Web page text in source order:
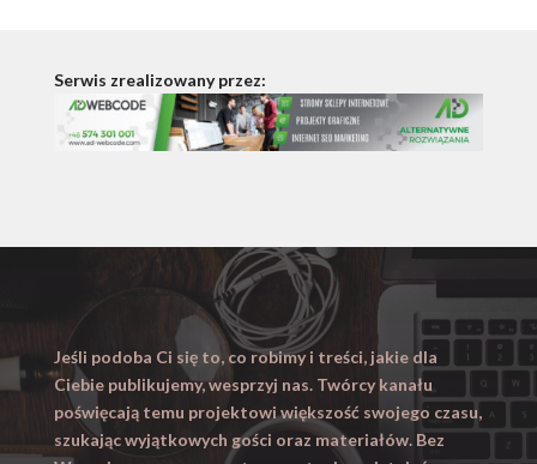
Serwis zrealizowany przez:
Jeśli podoba Ci się to, co robimy i treści, jakie dla
Ciebie publikujemy, wesprzyj nas. Twórcy kanału
poświęcają temu projektowi większość swojego czasu,
szukając wyjątkowych gości oraz materiałów. Bez